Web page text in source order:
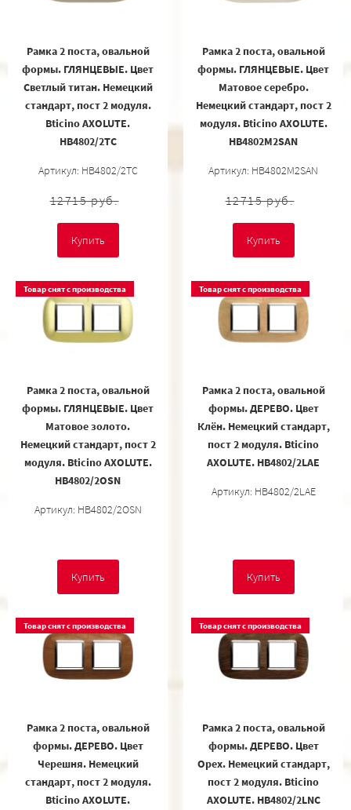
Рамка 2 поста, овальной
формы. ГЛЯНЦЕВЫЕ. Цвет
Светлый титан. Немецкий
стандарт, пост 2 модуля.
Bticino AXOLUTE.
HB4802/2TC
Артикул: HB4802/2TC
12715 руб.
Купить
Рамка 2 поста, овальной
формы. ГЛЯНЦЕВЫЕ. Цвет
Матовое серебро.
Немецкий стандарт, пост 2
модуля. Bticino AXOLUTE.
HB4802M2SAN
Артикул: HB4802M2SAN
12715 руб.
Купить
Товар снят с производства
Рамка 2 поста, овальной
формы. ГЛЯНЦЕВЫЕ. Цвет
Матовое золото.
Немецкий стандарт, пост 2
модуля. Bticino AXOLUTE.
HB4802/2OSN
Артикул: HB4802/2OSN
Купить
Товар снят с производства
Рамка 2 поста, овальной
формы. ДЕРЕВО. Цвет
Клён. Немецкий стандарт,
пост 2 модуля. Bticino
AXOLUTE. HB4802/2LAE
Артикул: HB4802/2LAE
Купить
Товар снят с производства
Рамка 2 поста, овальной
формы. ДЕРЕВО. Цвет
Черешня. Немецкий
стандарт, пост 2 модуля.
Bticino AXOLUTE.
Товар снят с производства
Рамка 2 поста, овальной
формы. ДЕРЕВО. Цвет
Орех. Немецкий стандарт,
пост 2 модуля. Bticino
AXOLUTE. HB4802/2LNC